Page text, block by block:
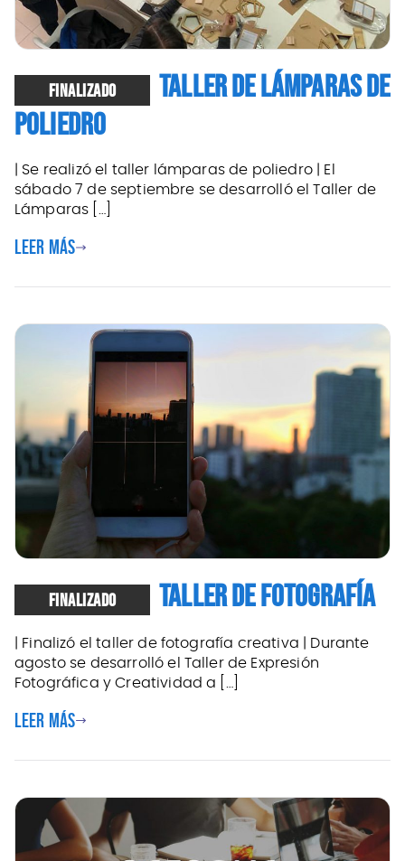
FINALIZADO
TALLER DE LÁMPARAS DE
POLIEDRO
| Se realizó el taller lámparas de poliedro | El
sábado 7 de septiembre se desarrolló el Taller de
Lámparas […]
Leer más
FINALIZADO TALLER DE FOTOGRAFÍA
| Finalizó el taller de fotografía creativa | Durante
agosto se desarrolló el Taller de Expresión
Fotográfica y Creatividad a […]
Leer más